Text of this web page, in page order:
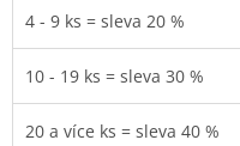
4 - 9 ks = sleva 20 %
10 - 19 ks = sleva 30 %
20 a více ks = sleva 40 %